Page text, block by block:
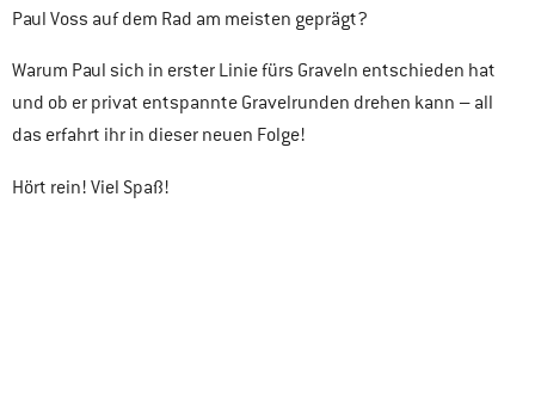
Paul Voss auf dem Rad am meisten geprägt?
Warum Paul sich in erster Linie fürs Graveln entschieden hat
und ob er privat entspannte Gravelrunden drehen kann – all
das erfahrt ihr in dieser neuen Folge!
Hört rein! Viel Spaß!